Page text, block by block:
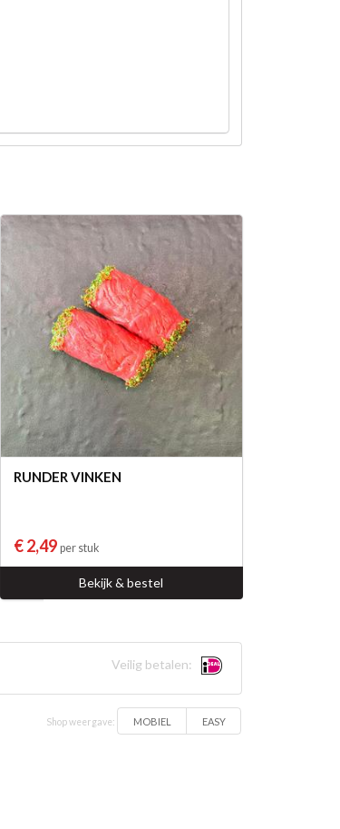
RUNDER VINKEN
€ 2,49 per stuk
Bekijk & bestel
Veilig betalen:
Shop weergave: MOBIEL EASY